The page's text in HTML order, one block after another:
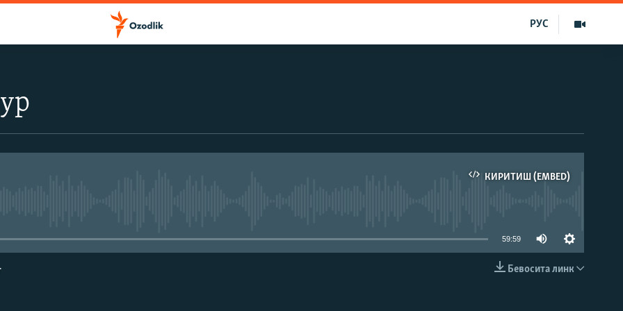
РУС
КИРИТИШ (EMBED)
59:59
Бевосита линк